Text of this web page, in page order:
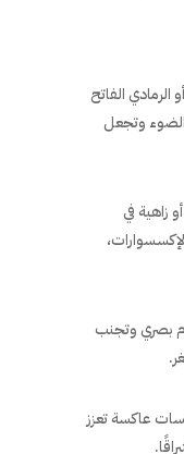
الرمادي الفاتح
وتجعل
زاهية في
بصري وتجنب
عاكسة تعزز